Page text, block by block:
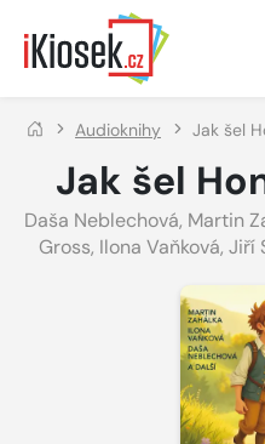
Přejít na hlavní obsah
Audioknihy Jak šel
Jak šel
Daša Neblechová, Martin
Gross, Ilona Vaňková, Jiří